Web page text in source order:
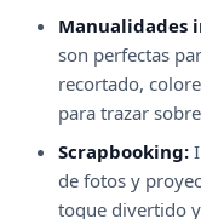
Manualidades
son perfectas
recortado,
para trazar
Scrapbooking:
de fotos y
toque divertido